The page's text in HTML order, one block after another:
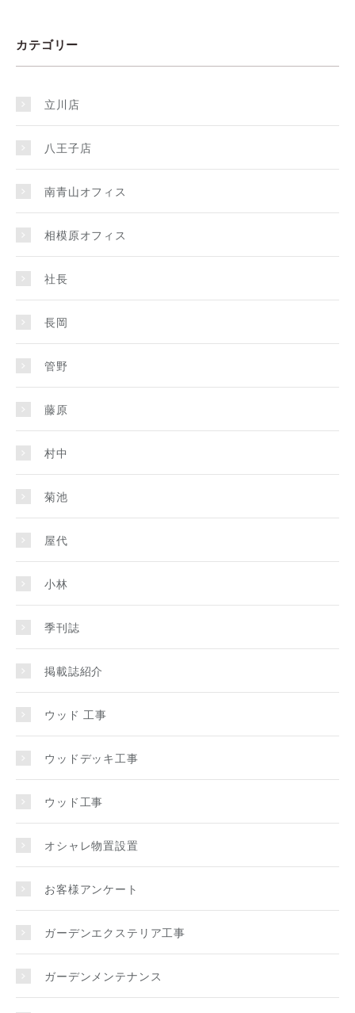
カテゴリー
立川店
八王子店
南青山オフィス
相模原オフィス
社長
長岡
管野
藤原
村中
菊池
屋代
小林
季刊誌
掲載誌紹介
ウッド 工事
ウッドデッキ工事
ウッド工事
オシャレ物置設置
お客様アンケート
ガーデンエクステリア工事
ガーデンメンテナンス